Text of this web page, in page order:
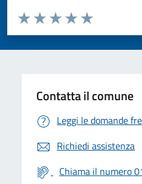
Valuta da 1 a 5 stelle la pagina
Valuta 5 stelle
Valuta 4 stelle su 5
Valuta 3 stelle su 5
Valuta 2 stelle su 5
Valuta 1 stelle su 5
Contatta il comune
Leggi le domande
Richiedi assistenza
Chiama il numero